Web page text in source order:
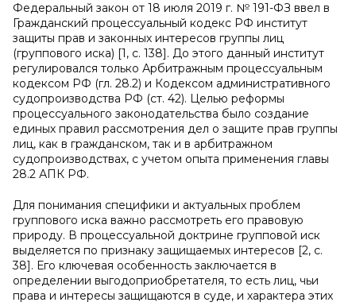
Федеральный закон от 18 июля 2019 г. № 191-ФЗ ввел в
Гражданский процессуальный кодекс РФ институт
защиты прав и законных интересов группы лиц
(группового иска) [1, с. 138]. До этого данный институт
регулировался только Арбитражным процессуальным
кодексом РФ (гл. 28.2) и Кодексом административного
судопроизводства РФ (ст. 42). Целью реформы
процессуального законодательства было создание
единых правил рассмотрения дел о защите прав группы
лиц, как в гражданском, так и в арбитражном
судопроизводствах, с учетом опыта применения главы
28.2 АПК РФ.
Для понимания специфики и актуальных проблем
группового иска важно рассмотреть его правовую
природу. В процессуальной доктрине групповой иск
выделяется по признаку защищаемых интересов [2, с.
38]. Его ключевая особенность заключается в
определении выгодоприобретателя, то есть лиц, чьи
права и интересы защищаются в суде, и характера этих